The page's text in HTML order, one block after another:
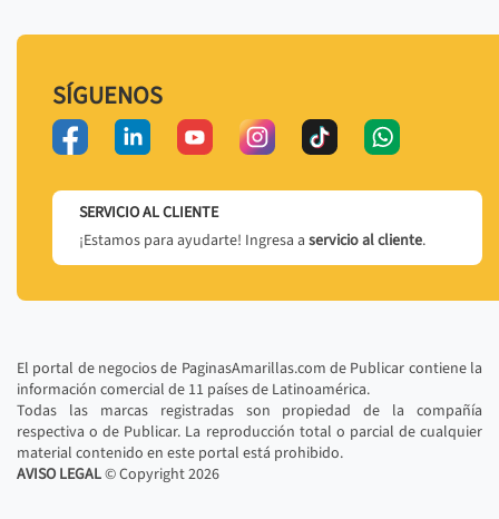
SÍGUENOS
SERVICIO AL CLIENTE
¡Estamos para ayudarte! Ingresa a servicio al cliente.
El portal de negocios de PaginasAmarillas.com de Publicar contiene la
información comercial de 11 países de Latinoamérica.
Todas las marcas registradas son propiedad de la compañía
respectiva o de Publicar. La reproducción total o parcial de cualquier
material contenido en este portal está prohibido.
AVISO LEGAL© Copyright2026